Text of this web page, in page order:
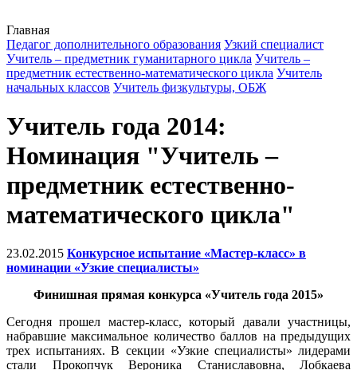
Главная
Педагог дополнительного образования Узкий специалист
Учитель – предметник гуманитарного цикла Учитель –
предметник естественно-математического цикла Учитель
начальных классов Учитель физкультуры, ОБЖ
Учитель года 2014:
Номинация "Учитель –
предметник естественно-
математического цикла"
23.02.2015 Конкурсное испытание «Мастер-класс» в
номинации «Узкие специалисты»
Финишная прямая конкурса «Учитель года 2015»
Сегодня прошел мастер-класс, который давали участницы,
набравшие максимальное количество баллов на предыдущих
трех испытаниях. В секции «Узкие специалисты» лидерами
стали Прокопчук Вероника Станиславовна, Лобкаева